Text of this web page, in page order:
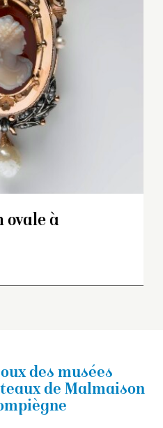
ovale à
des musées
de Malmaison